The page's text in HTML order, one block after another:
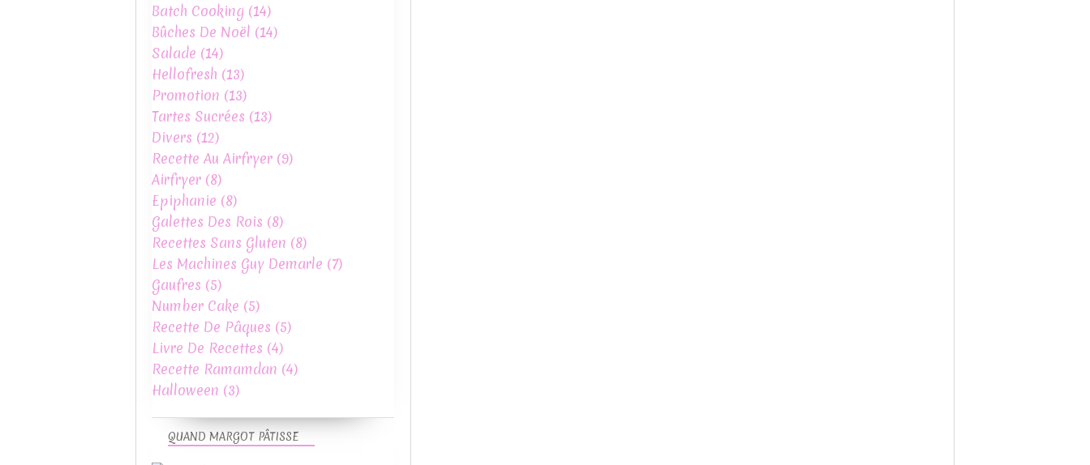
QUAND MARGOT PÂTISSE
Batch Cooking (14)
Bûches De Noël (14)
Salade (14)
Hellofresh (13)
Promotion (13)
Tartes Sucrées (13)
Divers (12)
Recette Au Airfryer (9)
Airfryer (8)
Epiphanie (8)
Galettes Des Rois (8)
Recettes Sans Gluten (8)
Les Machines Guy Demarle (7)
Gaufres (5)
Number Cake (5)
Recette De Pâques (5)
Livre De Recettes (4)
Recette Ramamdan (4)
Halloween (3)